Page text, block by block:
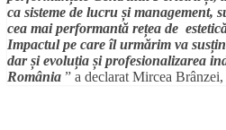
ca sisteme de lucru și management,
cea mai performantă rețea de
Impactul pe care îl urmărim va
dar și evoluția și profesionalizarea
România ” a declarat Mircea